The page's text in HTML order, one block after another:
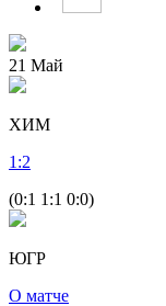
21 Май
ХИМ
1 :2
(0:1 1:1 0:0)
ЮГР
О матче